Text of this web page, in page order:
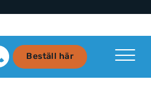
Beställ här